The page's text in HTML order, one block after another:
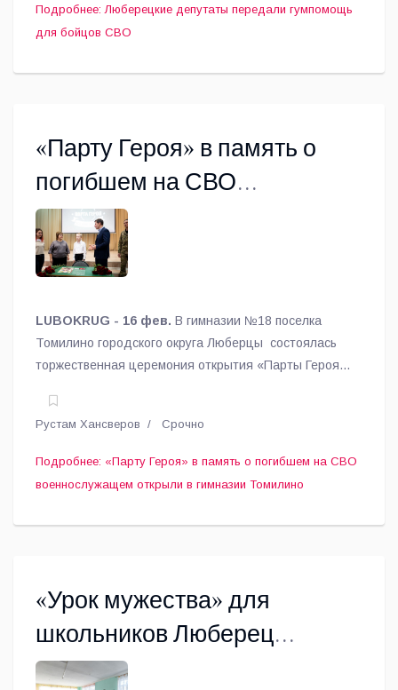
Подробнее: Люберецкие депутаты передали гумпомощь
для бойцов СВО
«Парту Героя» в память о
погибшем на СВО
военнослужащем открыли в
гимназии Томилино
LUBOKRUG - 16 фев. В гимназии №18 поселка
Томилино городского округа Люберцы состоялась
торжественная церемония открытия «Парты Героя»,
специальной военной операции Валерия
Перевалова.
Рустам Хансверов Срочно
Подробнее: «Парту Героя» в память о погибшем на СВО
военнослужащем открыли в гимназии Томилино
«Урок мужества» для
школьников Люберец
провели ветераны СВО